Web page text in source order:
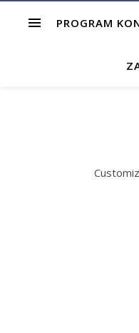
PROGRAM